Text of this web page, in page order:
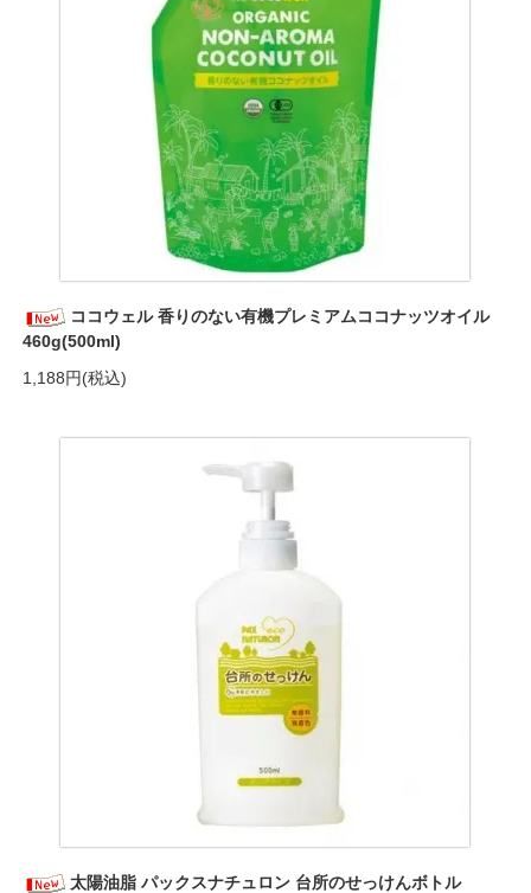
ココウェル 香りのない有機プレミアムココナッツオイル
460g(500ml)
1,188円(税込)
太陽油脂 パックスナチュロン 台所のせっけんボトル